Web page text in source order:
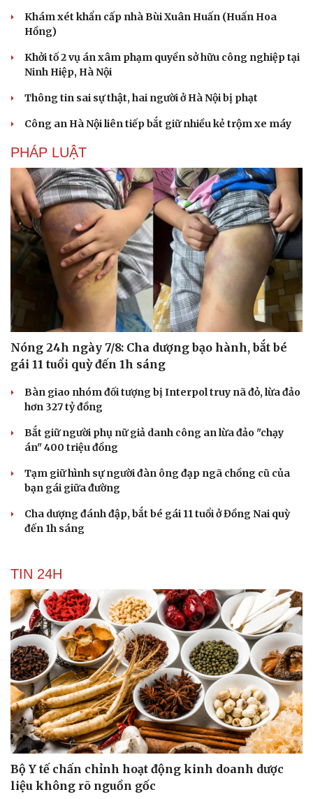
Du lịch
Tư vấn
Săn Tour
check-in
Podcast
Câu chuyện thời sự
Đọc truyện đêm khuya
Cửa sổ tình yêu
Kể chuyện cho bé
Hạt giống tâm hồn
Khám xét khẩn cấp nhà Bùi Xuân Huấn (Huấn Hoa
Hồng)
Khởi tố 2 vụ án xâm phạm quyền sở hữu công nghiệp tại
Ninh Hiệp, Hà Nội
Thông tin sai sự thật, hai người ở Hà Nội bị phạt
Công an Hà Nội liên tiếp bắt giữ nhiều kẻ trộm xe máy
PHÁP LUẬT
Nóng 24h ngày 7/8: Cha dượng bạo hành, bắt bé
gái 11 tuổi quỳ đến 1h sáng
Bàn giao nhóm đối tượng bị Interpol truy nã đỏ, lừa đảo
hơn 327 tỷ đồng
Bắt giữ người phụ nữ giả danh công an lừa đảo "chạy
án" 400 triệu đồng
Tạm giữ hình sự người đàn ông đạp ngã chồng cũ của
bạn gái giữa đường
Cha dượng đánh đập, bắt bé gái 11 tuổi ở Đồng Nai quỳ
đến 1h sáng
TIN 24H
Bộ Y tế chấn chỉnh hoạt động kinh doanh dược
liệu không rõ nguồn gốc